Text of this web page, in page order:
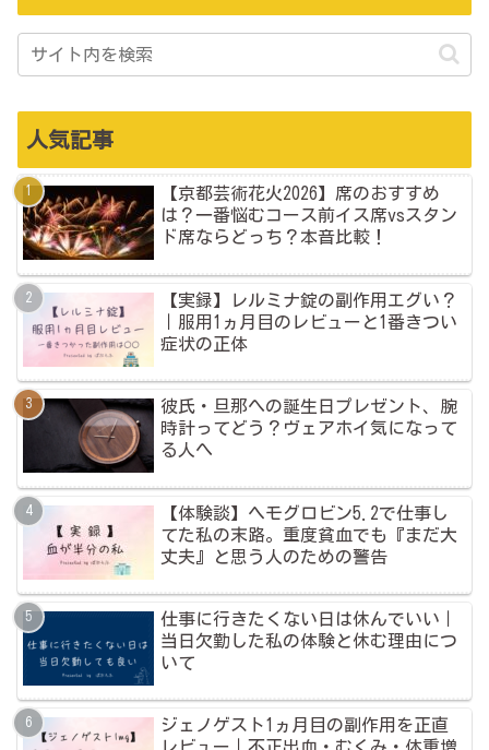
人気記事
【京都芸術花火2026】席のおすすめ
は？一番悩むコース前イス席vsスタン
ド席ならどっち？本音比較！
【実録】レルミナ錠の副作用エグい？
｜服用1ヵ月目のレビューと1番きつい
症状の正体
彼氏・旦那への誕生日プレゼント、腕
時計ってどう？ヴェアホイ気になって
る人へ
【体験談】ヘモグロビン5.2で仕事し
てた私の末路。重度貧血でも『まだ大
丈夫』と思う人のための警告
仕事に行きたくない日は休んでいい｜
当日欠勤した私の体験と休む理由につ
いて
ジェノゲスト1ヵ月目の副作用を正直